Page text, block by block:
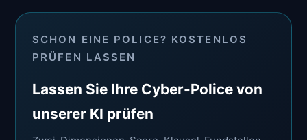
SCHON EINE POLICE? KOSTENLOS
PRÜFEN LASSEN
Lassen Sie Ihre Cyber-Police von
unserer KI prüfen